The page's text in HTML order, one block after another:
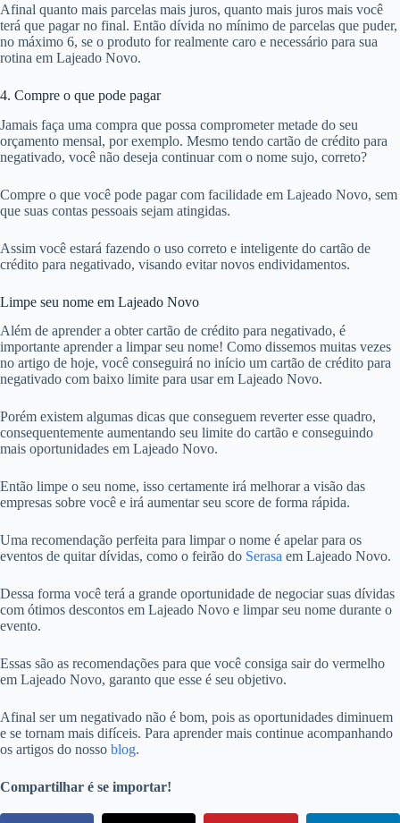
Afinal quanto mais parcelas mais juros, quanto mais juros mais você
terá que pagar no final. Então dívida no mínimo de parcelas que puder,
no máximo 6, se o produto for realmente caro e necessário para sua
rotina em Lajeado Novo.
4. Compre o que pode pagar
Jamais faça uma compra que possa comprometer metade do seu
orçamento mensal, por exemplo. Mesmo tendo cartão de crédito para
negativado, você não deseja continuar com o nome sujo, correto?
Compre o que você pode pagar com facilidade em Lajeado Novo, sem
que suas contas pessoais sejam atingidas.
Assim você estará fazendo o uso correto e inteligente do cartão de
crédito para negativado, visando evitar novos endividamentos.
Limpe seu nome em Lajeado Novo
Além de aprender a obter cartão de crédito para negativado, é
importante aprender a limpar seu nome! Como dissemos muitas vezes
no artigo de hoje, você conseguirá no início um cartão de crédito para
negativado com baixo limite para usar em Lajeado Novo.
Porém existem algumas dicas que conseguem reverter esse quadro,
consequentemente aumentando seu limite do cartão e conseguindo
mais oportunidades em Lajeado Novo.
Então limpe o seu nome, isso certamente irá melhorar a visão das
empresas sobre você e irá aumentar seu score de forma rápida.
Uma recomendação perfeita para limpar o nome é apelar para os
eventos de quitar dívidas, como o feirão do Serasa em Lajeado Novo.
Dessa forma você terá a grande oportunidade de negociar suas dívidas
com ótimos descontos em Lajeado Novo e limpar seu nome durante o
evento.
Essas são as recomendações para que você consiga sair do vermelho
em Lajeado Novo, garanto que esse é seu objetivo.
Afinal ser um negativado não é bom, pois as oportunidades diminuem
e se tornam mais difíceis. Para aprender mais continue acompanhando
os artigos do nosso blog.
Compartilhar é se importar!